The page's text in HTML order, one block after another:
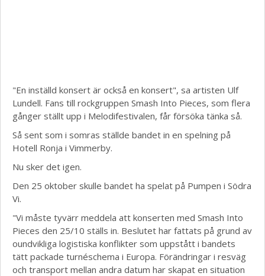
"En inställd konsert är också en konsert", sa artisten Ulf
Lundell. Fans till rockgruppen Smash Into Pieces, som flera
gånger ställt upp i Melodifestivalen, får försöka tänka så.
Så sent som i somras ställde bandet in en spelning på
Hotell Ronja i Vimmerby.
Nu sker det igen.
Den 25 oktober skulle bandet ha spelat på Pumpen i Södra
Vi.
"Vi måste tyvärr meddela att konserten med Smash Into
Pieces den 25/10 ställs in. Beslutet har fattats på grund av
oundvikliga logistiska konflikter som uppstått i bandets
tätt packade turnéschema i Europa. Förändringar i resväg
och transport mellan andra datum har skapat en situation